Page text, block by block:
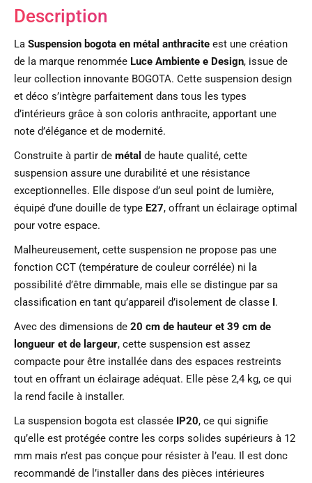
Description
La Suspension bogota en métal anthracite est une création
de la marque renommée Luce Ambiente e Design, issue de
leur collection innovante BOGOTA. Cette suspension design
et déco s’intègre parfaitement dans tous les types
d’intérieurs grâce à son coloris anthracite, apportant une
note d’élégance et de modernité.
Construite à partir de métal de haute qualité, cette
suspension assure une durabilité et une résistance
exceptionnelles. Elle dispose d’un seul point de lumière,
équipé d’une douille de type E27, offrant un éclairage optimal
pour votre espace.
Malheureusement, cette suspension ne propose pas une
fonction CCT (température de couleur corrélée) ni la
possibilité d’être dimmable, mais elle se distingue par sa
classification en tant qu’appareil d’isolement de classe I.
Avec des dimensions de 20 cm de hauteur et 39 cm de
longueur et de largeur, cette suspension est assez
compacte pour être installée dans des espaces restreints
tout en offrant un éclairage adéquat. Elle pèse 2,4 kg, ce qui
la rend facile à installer.
La suspension bogota est classée IP20, ce qui signifie
qu’elle est protégée contre les corps solides supérieurs à 12
mm mais n’est pas conçue pour résister à l’eau. Il est donc
recommandé de l’installer dans des pièces intérieures